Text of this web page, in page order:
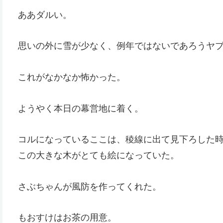
ああダルい。
思いの外に雪が少なく、例年ではないであろうヤ
これがなかなか怖かった。
ようやく本日の幕営地に着く。
コルになっているここは、稜線に出て見下ろした時
この大きな木がとても絵になっていた。
さぶちゃんが風防を作ってくれた。
もおすけはお茶の用意。